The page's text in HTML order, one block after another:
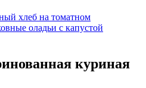
хлеб на томатном
оладьи с капустой
куриная